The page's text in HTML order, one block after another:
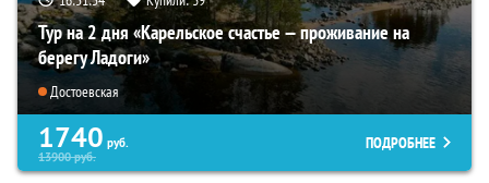
Тур на 2 дня «Карельское счастье — проживание на
берегу Ладоги»
Достоевская
1740 руб.
13900руб.
ПОДРОБНЕЕ